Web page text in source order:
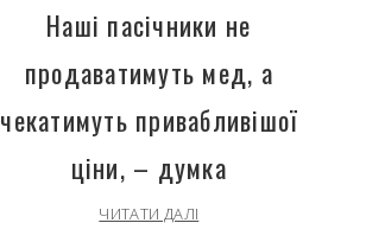
Наші пасічники не
продаватимуть мед, а
чекатимуть привабливішої
ціни, – думка
ЧИТАТИ ДАЛІ